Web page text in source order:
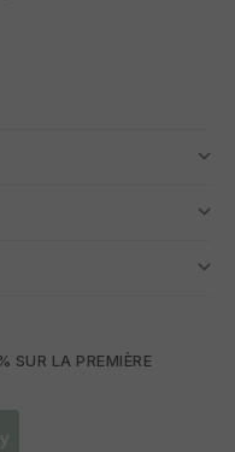
SUR LA PREMIÈRE